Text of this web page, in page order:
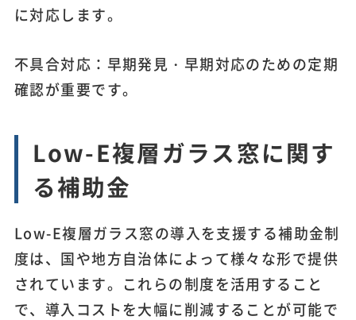
に対応します。
不具合対応：早期発見・早期対応のための定期
確認が重要です。
Low-E複層ガラス窓に関す
る補助金
Low-E複層ガラス窓の導入を支援する補助金制
度は、国や地方自治体によって様々な形で提供
されています。これらの制度を活用すること
で、導入コストを大幅に削減することが可能で